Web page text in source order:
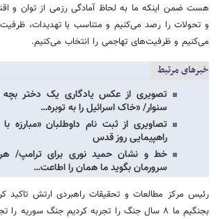
هست ضمن اینکه ما به لحاظ آمادگی رزمی از توان و
و تحولات را رصد می‌کنیم و متناسب با تهدیدات،
می‌کنیم و ظرفیت‌های تهاجمی را انتخاب می‌کنیم.
خبرهای مرتبط
تصویری از عکس یادگاری یک دختر
سنوار/ «خاک اسرائیل را به توبره…
تصاویری از ثبت نام داوطلبان «مبارزه
راهپیمایی روز قدس
خط و نشان حمید نوری برای ترامپ/
سرورمان بگوید ما همان را اطاعت…
رئیس مرکز مطالعات و تحقیقات راهبردی ارتش تاکید
بجنگیم ما ۸ سال جنگ را تجربه کردیم جنگ سوریه